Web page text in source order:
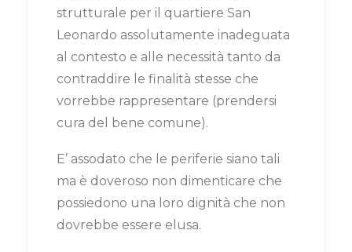
strutturale per il quartiere San
Leonardo assolutamente inadeguata
al contesto e alle necessità tanto da
contraddire le finalità stesse che
vorrebbe rappresentare (prendersi
cura del bene comune).
E’ assodato che le periferie siano tali
ma è doveroso non dimenticare che
possiedono una loro dignità che non
dovrebbe essere elusa.